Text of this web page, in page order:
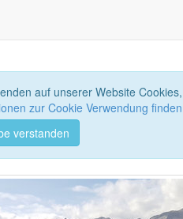
auf unserer Website
zur Cookie Verwendung
verstanden